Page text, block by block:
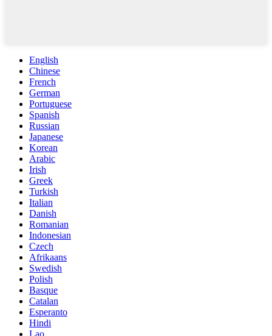
English
Chinese
French
German
Portuguese
Spanish
Russian
Japanese
Korean
Arabic
Irish
Greek
Turkish
Italian
Danish
Romanian
Indonesian
Czech
Afrikaans
Swedish
Polish
Basque
Catalan
Esperanto
Hindi
Lao